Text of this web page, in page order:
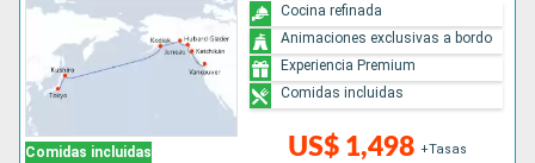
Comidas incluidas US$ 1,498 +Tasas
Cocina refinada
Animaciones exclusivas a bordo
Experiencia Premium
Comidas incluidas